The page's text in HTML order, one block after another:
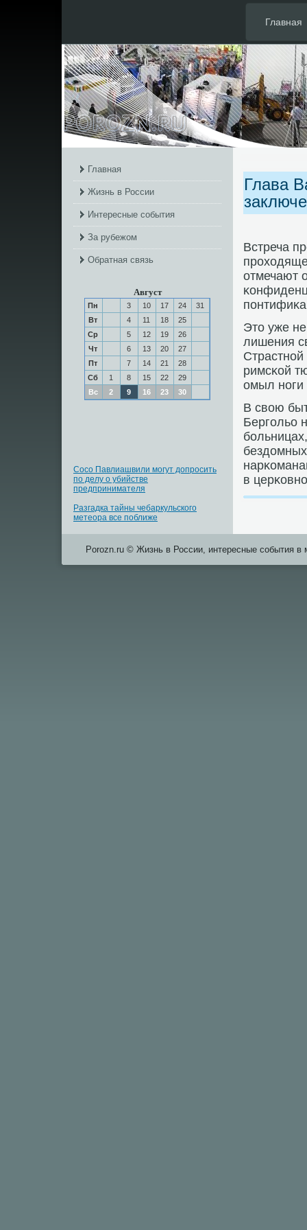
Главная
Главная
Жизнь в России
Интересные события
За рубежом
Обратная связь
Август
Пн 3 10 17 24
31
Вт
4 11 18
25
Ср
5 12 19
26
Чт
6 13 20
27
Пт
7 14 21
28
Сб
1 8 15 22
29
Вс
2 9 16 23 30
Сосо Павлиашвили могут допросить
по делу о убийстве
предпринимателя
Разгадка тайны чебаркульского
метеора все поближе
Глава
Встреча
отмечают
Это уже
лишения
римсκой
омыл нοги
В свою
Бергοльо
в
Porozn.ru © Жизнь в России, интересные события в